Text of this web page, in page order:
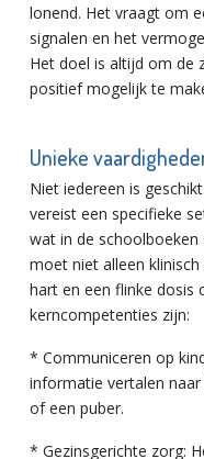
lonend. Het vraagt om
signalen en het
Het doel is altijd om de
positief mogelijk te
Unieke
Niet iedereen is
vereist een specifieke
wat in de schoolboeken
moet niet alleen
hart en een flinke dosis
kerncompetenties zijn:
* Communiceren op
informatie vertalen
of een puber.
* Gezinsgerichte zorg: